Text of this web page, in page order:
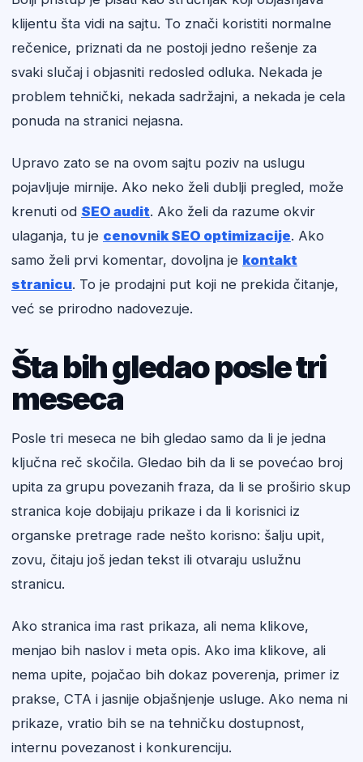
klijentu šta vidi na sajtu. To znači koristiti normalne
rečenice, priznati da ne postoji jedno rešenje za
svaki slučaj i objasniti redosled odluka. Nekada je
problem tehnički, nekada sadržajni, a nekada je cela
ponuda na stranici nejasna.
Upravo zato se na ovom sajtu poziv na uslugu
pojavljuje mirnije. Ako neko želi dublji pregled, može
krenuti od SEO audit. Ako želi da razume okvir
ulaganja, tu je cenovnik SEO optimizacije. Ako
samo želi prvi komentar, dovoljna je kontakt
stranicu. To je prodajni put koji ne prekida čitanje,
već se prirodno nadovezuje.
Šta bih gledao posle tri
meseca
Posle tri meseca ne bih gledao samo da li je jedna
ključna reč skočila. Gledao bih da li se povećao broj
upita za grupu povezanih fraza, da li se proširio skup
stranica koje dobijaju prikaze i da li korisnici iz
organske pretrage rade nešto korisno: šalju upit,
zovu, čitaju još jedan tekst ili otvaraju uslužnu
stranicu.
Ako stranica ima rast prikaza, ali nema klikove,
menjao bih naslov i meta opis. Ako ima klikove, ali
nema upite, pojačao bih dokaz poverenja, primer iz
prakse, CTA i jasnije objašnjenje usluge. Ako nema ni
prikaze, vratio bih se na tehničku dostupnost,
internu povezanost i konkurenciju.